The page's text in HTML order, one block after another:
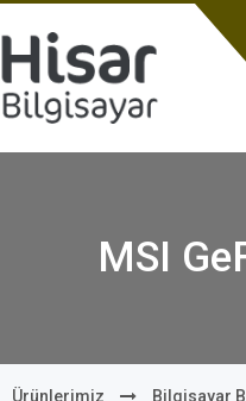
MSI
Ürünlerimiz Bilgisayar